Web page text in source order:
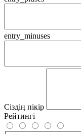
entry_minuses
Сіздің пікір
Рейтингі